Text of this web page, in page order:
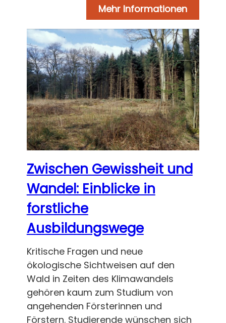
Mehr Informationen
Zwischen Gewissheit und
Wandel: Einblicke in
forstliche
Ausbildungswege
Kritische Fragen und neue
ökologische Sichtweisen auf den
Wald in Zeiten des Klimawandels
gehören kaum zum Studium von
angehenden Försterinnen und
Förstern. Studierende wünschen sich